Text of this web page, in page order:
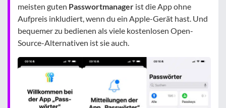
meisten guten Passwortmanager ist die App ohne
Aufpreis inkludiert, wenn du ein Apple-Gerät hast. Und
bequemer zu bedienen als viele kostenlosen Open-
Source-Alternativen ist sie auch.